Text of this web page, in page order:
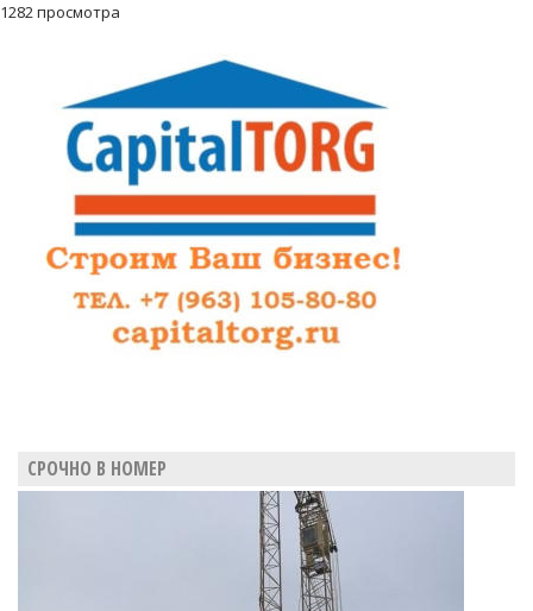
1282 просмотра
СРОЧНО В НОМЕР